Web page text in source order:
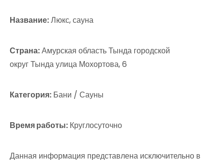
Название:Люкс, сауна
Страна:Амурская область Тында городской
округ Тында улица Мохортова, 6
Категория: Бани / Сауны
Время работы: Круглосуточно
Данная информация представлена исключительно в